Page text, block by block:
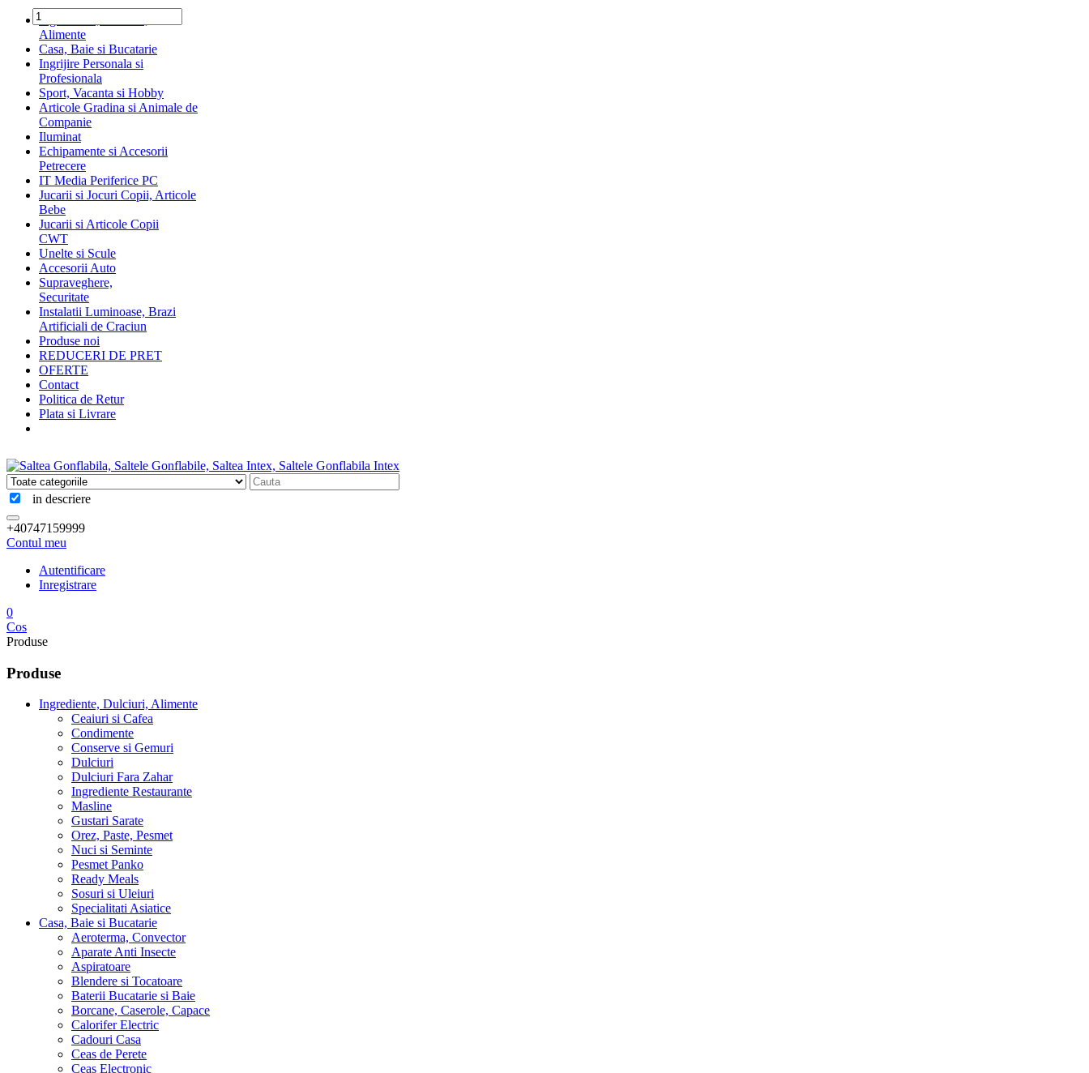
Ingrediente, Dulciuri,
Alimente
Casa, Baie si Bucatarie
Ingrijire Personala si
Profesionala
Sport, Vacanta si Hobby
Articole Gradina si Animale de
Companie
Iluminat
Echipamente si Accesorii
Petrecere
IT Media Periferice PC
Jucarii si Jocuri Copii, Articole
Bebe
Jucarii si Articole Copii
CWT
Unelte si Scule
Accesorii Auto
Supraveghere,
Securitate
Instalatii Luminoase, Brazi
Artificiali de Craciun
Produse noi
REDUCERI DE PRET
OFERTE
Contact
Politica de Retur
Plata si Livrare
in descriere
+40747159999
Contul meu
Autentificare
Inregistrare
0
Cos
Produse
Produse
Ingrediente, Dulciuri, Alimente
Ceaiuri si Cafea
Condimente
Conserve si Gemuri
Dulciuri
Dulciuri Fara Zahar
Ingrediente Restaurante
Masline
Gustari Sarate
Orez, Paste, Pesmet
Nuci si Seminte
Pesmet Panko
Ready Meals
Sosuri si Uleiuri
Specialitati Asiatice
Casa, Baie si Bucatarie
Aeroterma, Convector
Aparate Anti Insecte
Aspiratoare
Blendere si Tocatoare
Baterii Bucatarie si Baie
Borcane, Caserole, Capace
Calorifer Electric
Cadouri Casa
Ceas de Perete
Ceas Electronic